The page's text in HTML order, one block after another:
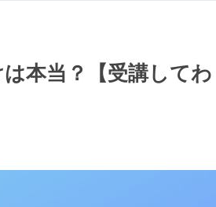
本当？【受講してわ